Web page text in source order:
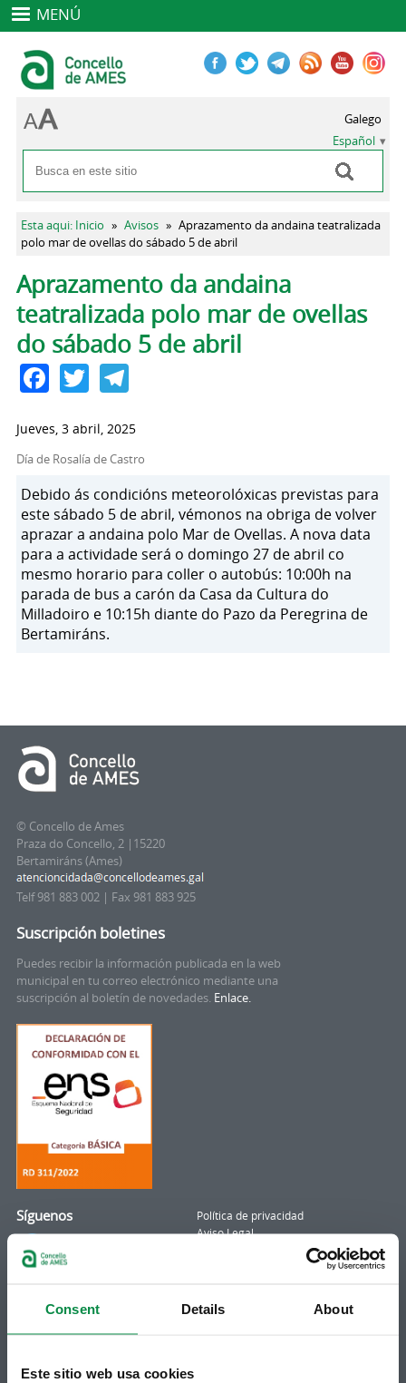
Consent Details About
Este sitio web usa cookies
MENÚ
Formulario de búsqueda
Buscar
Galego
Español
Se encuentra usted aquí
Esta aqui: Inicio » Avisos » Aprazamento da andaina teatralizada
polo mar de ovellas do sábado 5 de abril
Solapas principales
Aprazamento da andaina
teatralizada polo mar de ovellas
do sábado 5 de abril
Facebook
TwitterTelegram
Jueves, 3 abril, 2025
Día de Rosalía de Castro
Debido ás condicións meteorolóxicas previstas para
este sábado 5 de abril, vémonos na obriga de volver
aprazar a andaina polo Mar de Ovellas. A nova data
para a actividade será o domingo 27 de abril co
mesmo horario para coller o autobús: 10:00h na
parada de bus a carón da Casa da Cultura do
Milladoiro e 10:15h diante do Pazo da Peregrina de
Bertamiráns.
© Concello de Ames
Praza do Concello, 2 |15220
Bertamiráns (Ames)
Telf 981 883 002 | Fax 981 883 925
Suscripción boletines
Puedes recibir la información publicada en la web
municipal en tu correo electrónico mediante una
suscripción al boletín de novedades. Enlace.
Síguenos
Twitter
Instagram
Política de privacidad
Aviso Legal
Politicas de Cookies